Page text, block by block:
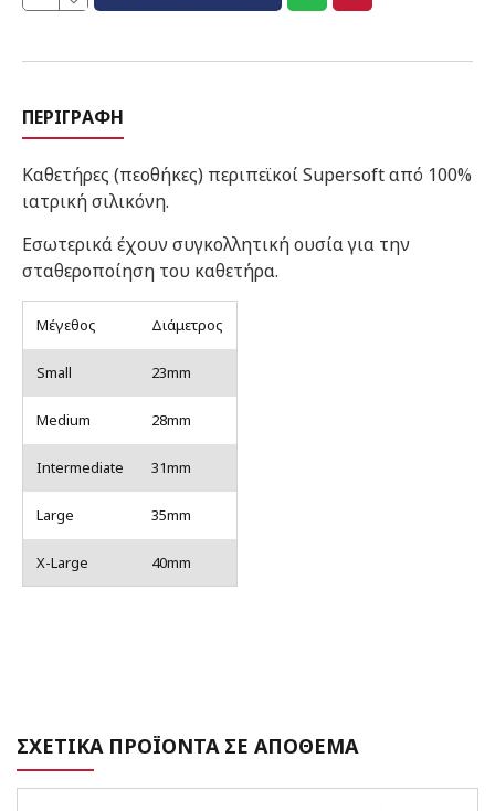
ΠΕΡΙΓΡΑΦΉ
Καθετήρες (πεοθήκες) περιπεϊκοί Supersoft από 100%
ιατρική σιλικόνη.
Εσωτερικά έχουν συγκολλητική ουσία για την
σταθεροποίηση του καθετήρα.
Μέγεθος Διάμετρος
Small 23mm
Medium 28mm
Intermediate 31mm
Large 35mm
X-Large 40mm
ΣΧΕΤΙΚΑ ΠΡΟΪΟΝΤΑ ΣΕ ΑΠΟΘΕΜΑ